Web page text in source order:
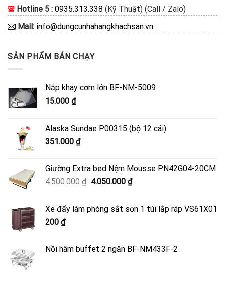
Hotline 5 : 0935.313.338 (Kỹ Thuật) (Call / Zalo)
Mail: info@dungcunhahangkhachsan.vn
SẢN PHẨM BÁN CHẠY
Nắp khay cơm lớn BF-NM-5009
15.000 ₫
Alaska Sundae P00315 (bộ 12 cái)
351.000 ₫
Giường Extra bed Nệm Mousse PN42G04-20CM
4.500.000₫ Giá
4.500.000 ₫.
4.050.000 ₫Giá
là:
Xe đẩy làm phòng sắt sơn 1 túi lắp ráp VS61X01
200 ₫
Nồi hâm buffet 2 ngăn BF-NM433F-2